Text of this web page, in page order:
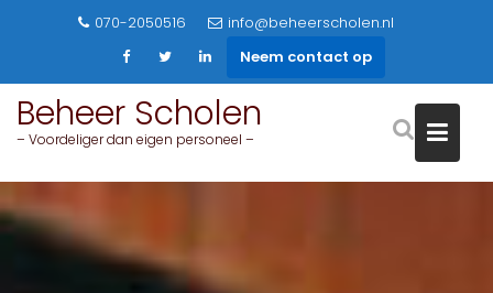
070-2050516
info@beheerscholen.nl
Neem contact op
Beheer Scholen
– Voordeliger dan eigen personeel –